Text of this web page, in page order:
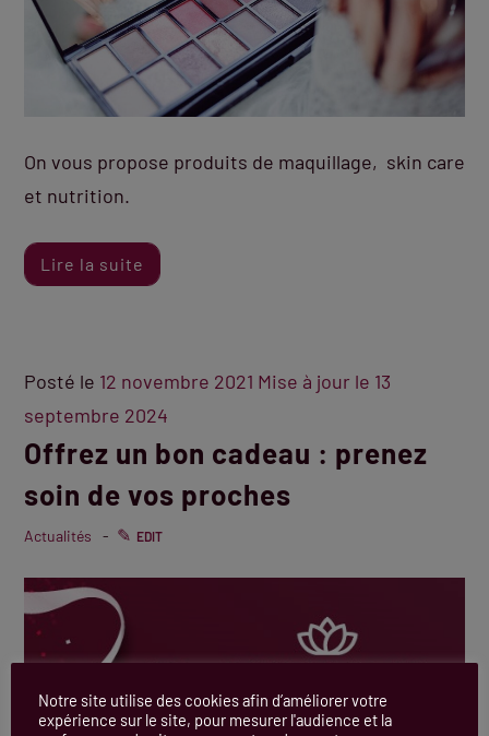
On vous propose produits de maquillage, skin care
et nutrition.
Lire la suite
Posté le 12 novembre 2021 Mise à jour le 13
septembre 2024
Offrez un bon cadeau : prenez
soin de vos proches
Actualités EDIT
Notre site utilise des cookies afin d’améliorer votre
expérience sur le site, pour mesurer l'audience et la